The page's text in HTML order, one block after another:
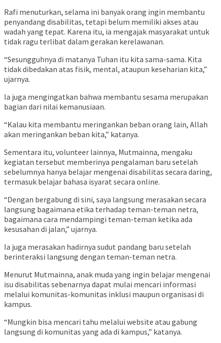
Rafi menuturkan, selama ini banyak orang ingin membantu
penyandang disabilitas, tetapi belum memiliki akses atau
wadah yang tepat. Karena itu, ia mengajak masyarakat untuk
tidak ragu terlibat dalam gerakan kerelawanan.
“Sesungguhnya di matanya Tuhan itu kita sama-sama. Kita
tidak dibedakan atas fisik, mental, ataupun keseharian kita,”
ujarnya.
Ia juga mengingatkan bahwa membantu sesama merupakan
bagian dari nilai kemanusiaan.
“Kalau kita membantu meringankan beban orang lain, Allah
akan meringankan beban kita,” katanya.
Sementara itu, volunteer lainnya, Mutmainna, mengaku
kegiatan tersebut memberinya pengalaman baru setelah
sebelumnya hanya belajar mengenai disabilitas secara daring,
termasuk belajar bahasa isyarat secara online.
“Dengan bergabung di sini, saya langsung merasakan secara
langsung bagaimana etika terhadap teman-teman netra,
bagaimana cara mendampingi teman-teman ketika ada
kesusahan di jalan,” ujarnya.
Ia juga merasakan hadirnya sudut pandang baru setelah
berinteraksi langsung dengan teman-teman netra.
Menurut Mutmainna, anak muda yang ingin belajar mengenai
isu disabilitas sebenarnya dapat mulai mencari informasi
melalui komunitas-komunitas inklusi maupun organisasi di
kampus.
“Mungkin bisa mencari tahu melalui website atau gabung
langsung di komunitas yang ada di kampus,” katanya.